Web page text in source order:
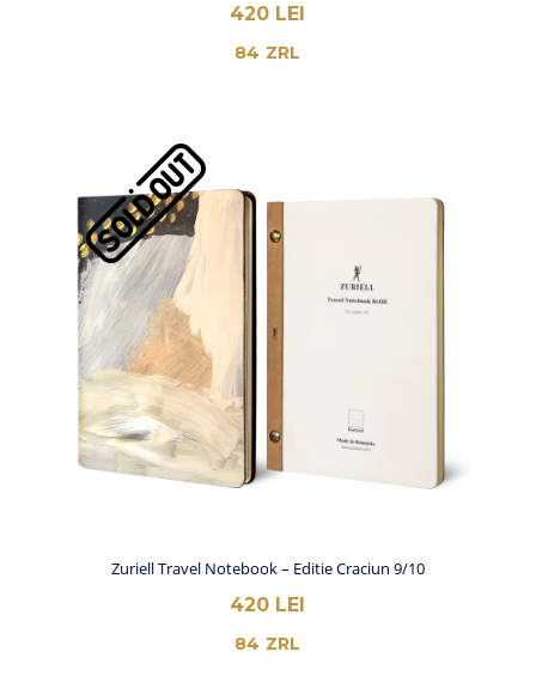
420 LEI
84 ZRL
Zuriell Travel Notebook – Editie Craciun 9/10
420 LEI
84 ZRL